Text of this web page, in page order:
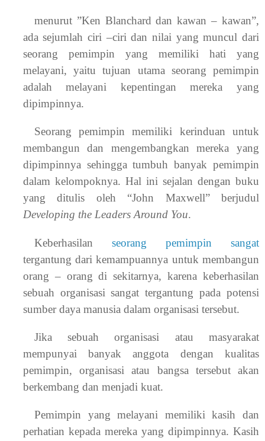
menurut ”Ken Blanchard dan kawan – kawan”,
ada sejumlah ciri –ciri dan nilai yang muncul dari
seorang pemimpin yang memiliki hati yang
melayani, yaitu tujuan utama seorang pemimpin
adalah melayani kepentingan mereka yang
dipimpinnya.
Seorang pemimpin memiliki kerinduan untuk
membangun dan mengembangkan mereka yang
dipimpinnya sehingga tumbuh banyak pemimpin
dalam kelompoknya. Hal ini sejalan dengan buku
yang ditulis oleh “John Maxwell” berjudul
Developing the Leaders Around You.
Keberhasilan seorang pemimpin sangat
tergantung dari kemampuannya untuk membangun
orang – orang di sekitarnya, karena keberhasilan
sebuah organisasi sangat tergantung pada potensi
sumber daya manusia dalam organisasi tersebut.
Jika sebuah organisasi atau masyarakat
mempunyai banyak anggota dengan kualitas
pemimpin, organisasi atau bangsa tersebut akan
berkembang dan menjadi kuat.
Pemimpin yang melayani memiliki kasih dan
perhatian kepada mereka yang dipimpinnya. Kasih